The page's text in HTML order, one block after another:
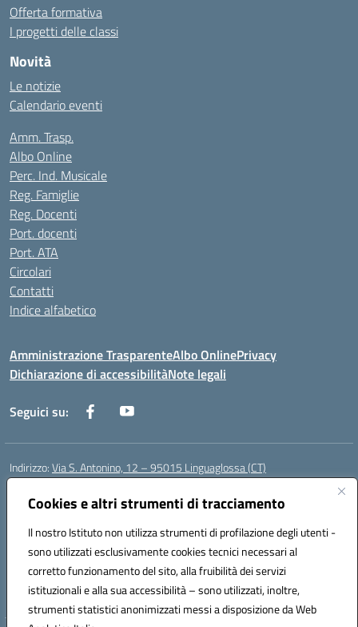
Cookies e altri strumenti di tracciamento
Il nostro Istituto non utilizza strumenti di profilazione degli utenti -
sono utilizzati esclusivamente cookies tecnici necessari al
corretto funzionamento del sito, alla fruibilità dei servizi
istituzionali e alla sua accessibilità – sono utilizzati, inoltre,
strumenti statistici anonimizzati messi a disposizione da Web
Offerta formativa
I progetti delle classi
Novità
Le notizie
Calendario eventi
Amm. Trasp.
Albo Online
Perc. Ind. Musicale
Reg. Famiglie
Reg. Docenti
Port. docenti
Port. ATA
Circolari
Contatti
Indice alfabetico
Amministrazione TrasparenteAlbo OnlinePrivacy
Dichiarazione di accessibilitàNote legali
Seguici su:
Indirizzo:Via S. Antonino, 12 – 95015 Linguaglossa (CT)
Centralino:
Posta elettronica certificata (PEC):ctic83200r@pec.istruzione.it
Codice fiscale: 83002470876
Codice meccanografico:CTIC83200R
Codice Indice delle Pubbliche Amministrazioni (IPA): istsc_CTIC83200R
Codice unico di fatturazione (CUF): UF7TEB